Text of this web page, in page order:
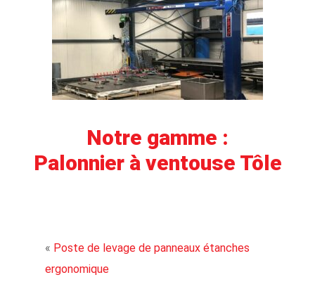
Notre gamme :
Palonnier à ventouse Tôle
« Poste de levage de panneaux étanches
ergonomique